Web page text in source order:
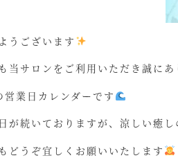
うございます
当サロンをご利用いただき誠にあ
営業日カレンダーです
が続いておりますが、涼しい癒
どうぞ宜しくお願いいたします